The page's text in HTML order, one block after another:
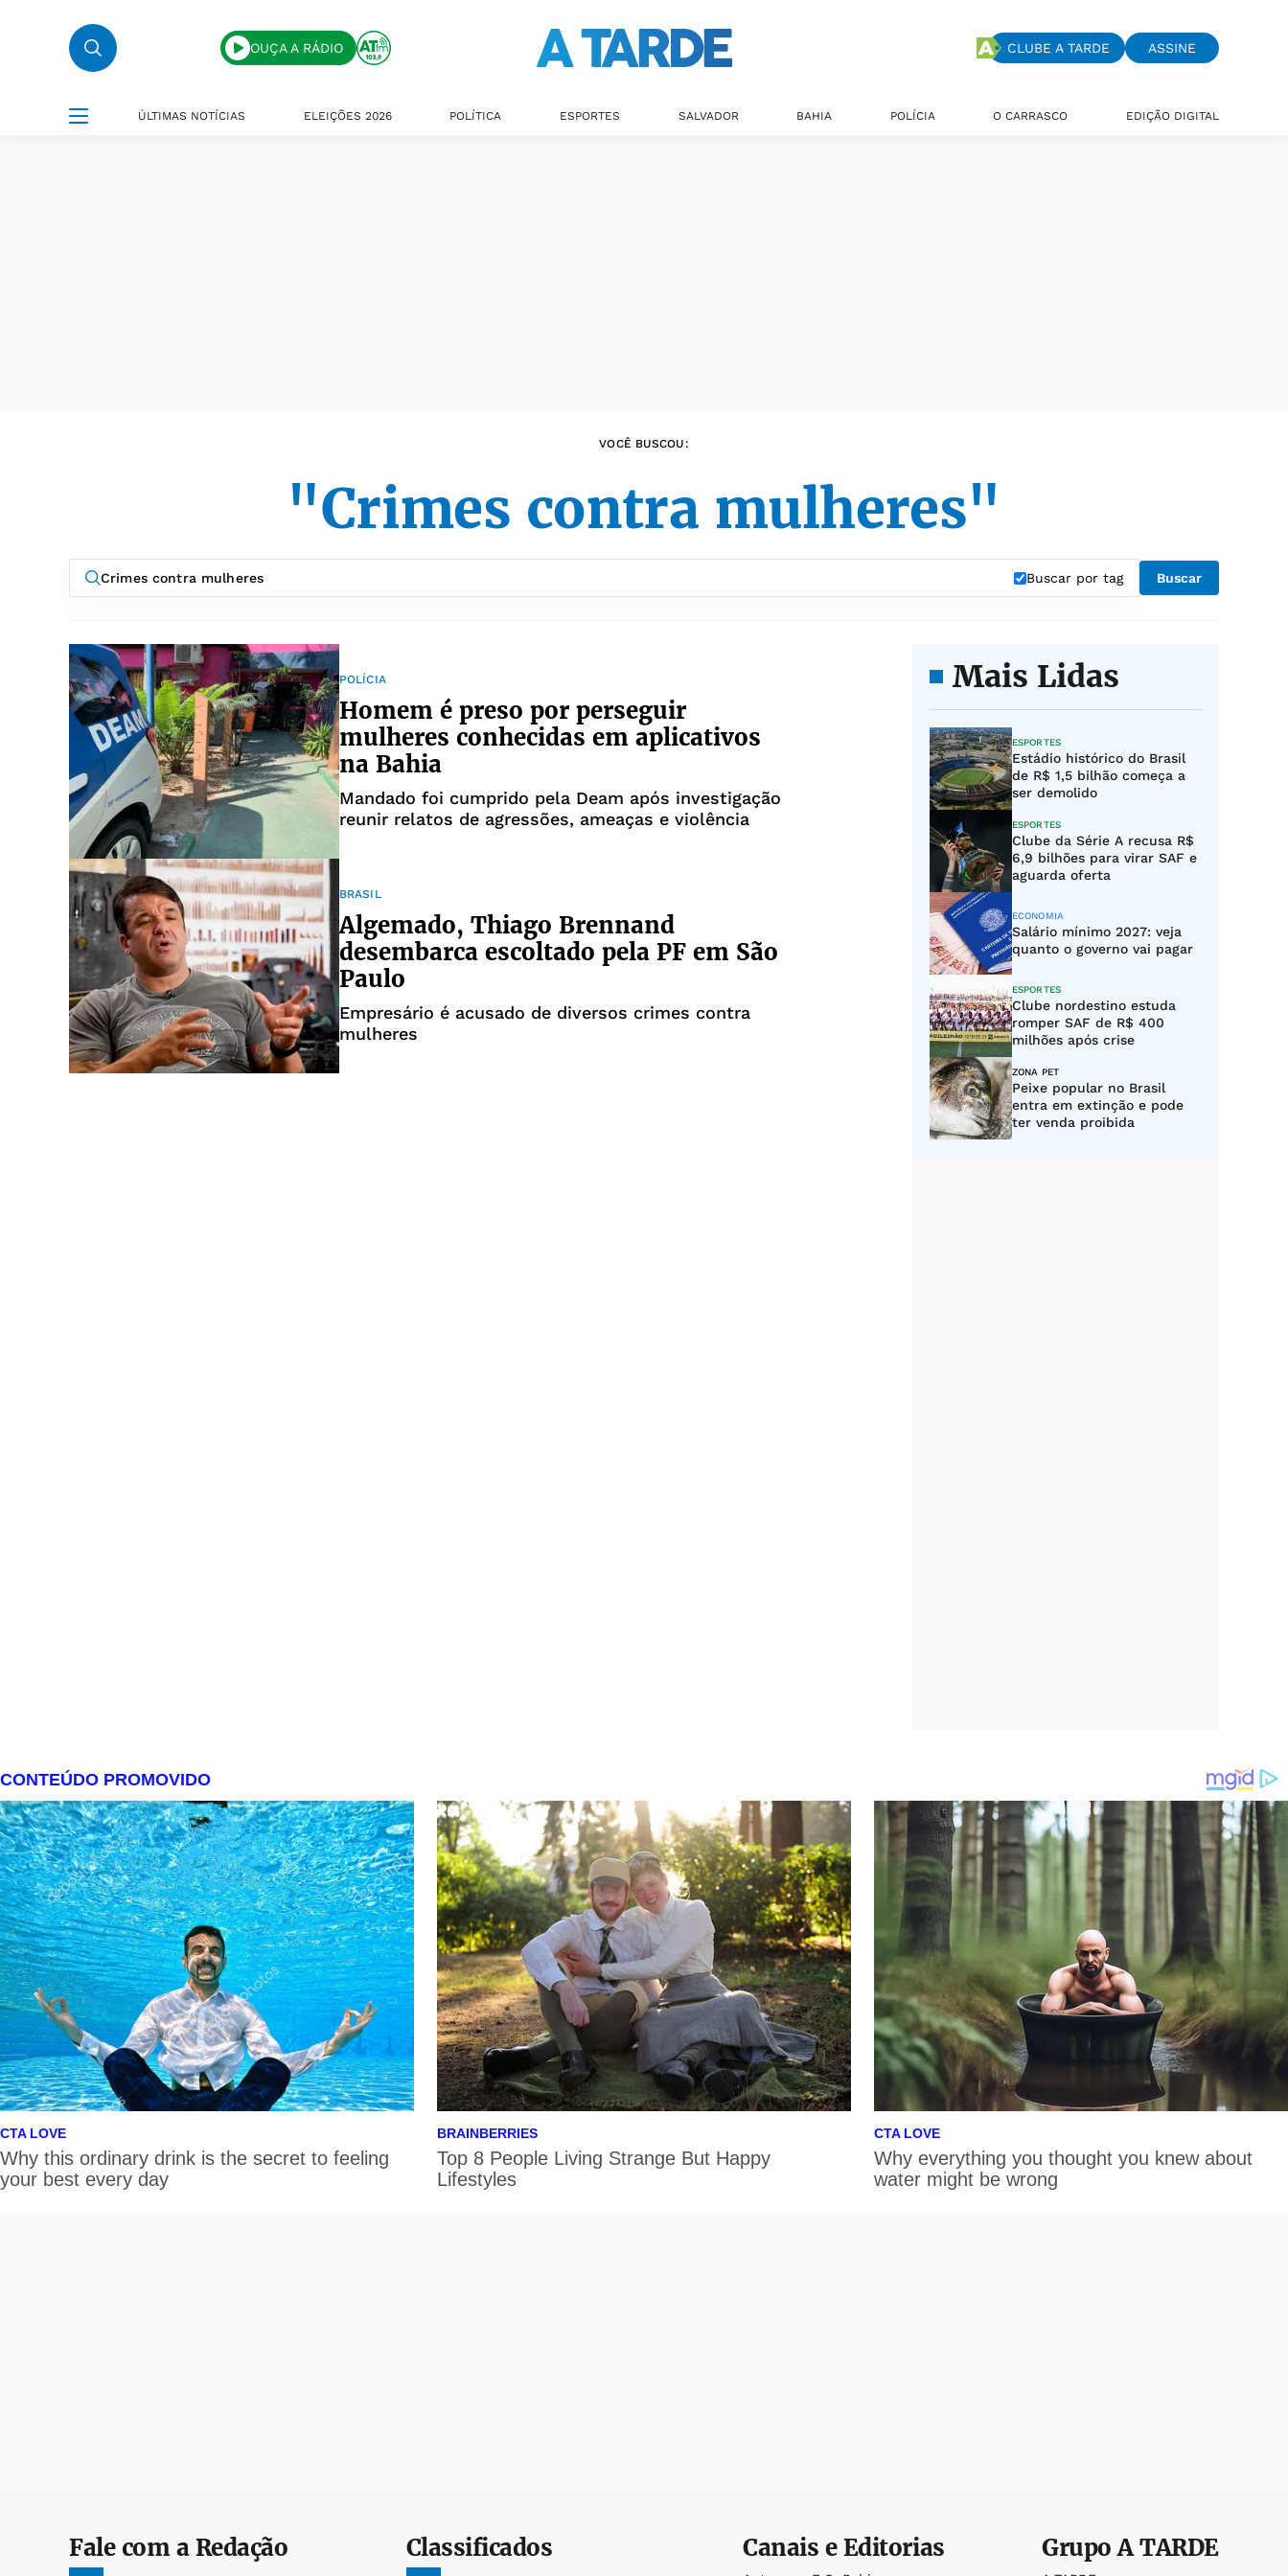
OUÇA A RÁDIO CLUBE A TARDE ASSINE
ÚLTIMAS NOTÍCIAS ELEIÇÕES 2026 POLÍTICA ESPORTES SALVADOR BAHIA POLÍCIA O CARRASCO EDIÇÃO DIGITAL
VOCÊ BUSCOU:
"Crimes contra mulheres"
Buscar por tag Buscar
POLÍCIA
Homem é preso por perseguir
mulheres conhecidas em aplicativos
na Bahia
Mandado foi cumprido pela Deam após investigação
reunir relatos de agressões, ameaças e violência
BRASIL
Algemado, Thiago Brennand
desembarca escoltado pela PF em São
Paulo
Empresário é acusado de diversos crimes contra
mulheres
Mais Lidas
ESPORTES
Estádio histórico do Brasil
de R$ 1,5 bilhão começa a
ser demolido
ESPORTES
Clube da Série A recusa R$
6,9 bilhões para virar SAF e
aguarda oferta
ECONOMIA
Salário mínimo 2027: veja
quanto o governo vai pagar
ESPORTES
Clube nordestino estuda
romper SAF de R$ 400
milhões após crise
ZONA PET
Peixe popular no Brasil
entra em extinção e pode
ter venda proibida
Fale com a Redação Classificados Canais e Editorias GrupoA TARDE